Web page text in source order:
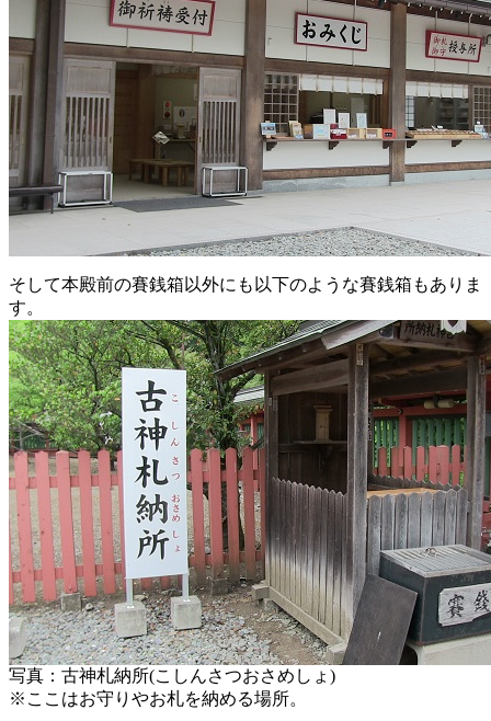
そして本殿前の賽銭箱以外にも以下のような賽銭箱もありま
す。
写真：古神札納所(こしんさつおさめしょ)
※ここはお守りやお札を納める場所。